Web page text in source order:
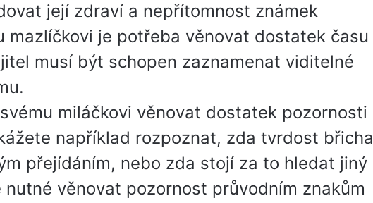
její zdraví a nepřítomnost známek
mazlíčkovi je potřeba věnovat dostatek času
musí být schopen zaznamenat viditelné
miláčkovi věnovat dostatek pozornosti
například rozpoznat, zda tvrdost břicha
přejídáním, nebo zda stojí za to hledat jiný
nutné věnovat pozornost průvodním znakům